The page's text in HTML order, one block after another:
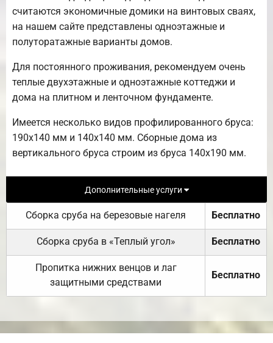
считаются экономичные домики на винтовых сваях,
на нашем сайте представлены одноэтажные и
полуторатажные варианты домов.
Для постоянного проживания, рекомендуем очень
теплые двухэтажные и одноэтажные коттеджи и
дома на плитном и ленточном фундаменте.
Имеется несколько видов профилированного бруса:
190х140 мм и 140х140 мм. Сборные дома из
вертикального бруса строим из бруса 140х190 мм.
Дополнительные услуги
Сборка сруба на березовые нагеля Бесплатно
Сборка сруба в «Теплый угол» Бесплатно
Пропитка нижних венцов и лаг
защитными средствами
Бесплатно